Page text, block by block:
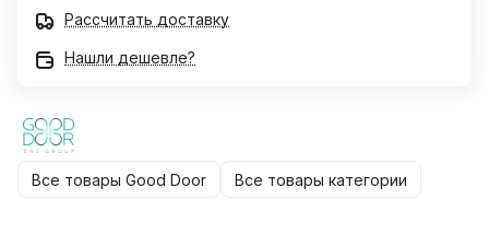
Рассчитать доставку
Нашли дешевле?
Все товары Good Door Все товары категории